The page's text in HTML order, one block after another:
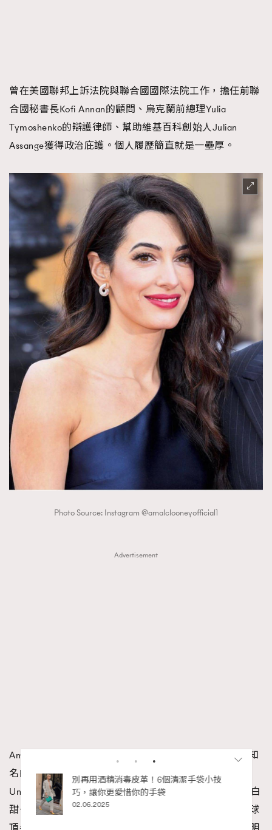
曾在美國聯邦上訴法院與聯合國國際法院工作，擔任前聯
合國秘書長Kofi Annan的顧問、烏克蘭前總理Yulia
Tymoshenko的辯護律師、幫助維基百科創始人Julian
Assange獲得政治庇護。個人履歷簡直就是一壘厚。
Photo Source: Instagram @amalclooneyofficial1
Advertisement
Amal Clooney出身自小康之家，媽媽Baria Alamuddin是知
名的政治記者，爸爸Ramzi Alamuddin是大學 American
University of Beirut的教授，更是旅行社老闆，從小就是白
甜一名（絕對不傻），借著個人本事和努力，成為了全球
的顯
別再用酒精消毒皮革！6個清潔手袋小技
巧，讓你更愛惜你的手袋
02.06.2025